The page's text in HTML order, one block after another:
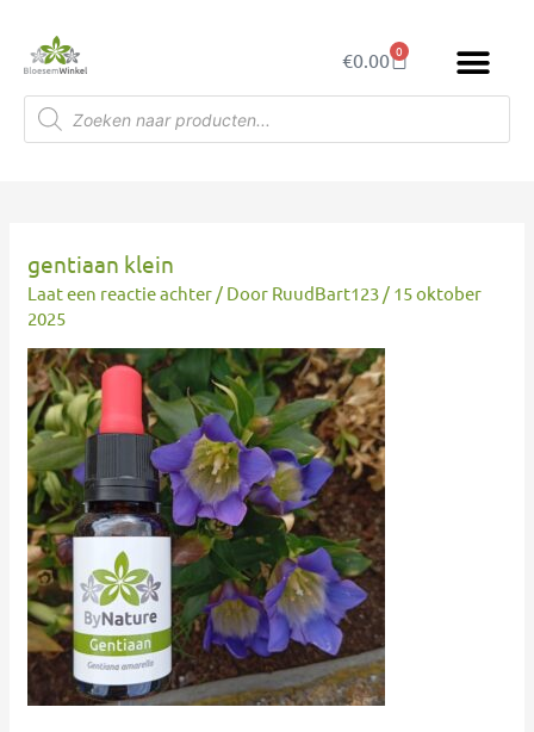
inhoud
€0.00 0
Winkelwagen
Producten
zoeken
gentiaan klein
Laat een reactie achter / Door RuudBart123 / 15 oktober
2025